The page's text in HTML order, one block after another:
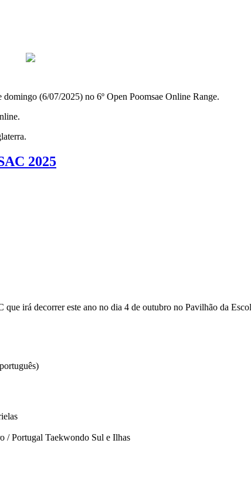
(6/07/2025) no 6º Open Poomsae Online Range.
2025
irá decorrer este ano no dia 4 de outubro no Pavilhão da
/ Portugal Taekwondo Sul e Ilhas